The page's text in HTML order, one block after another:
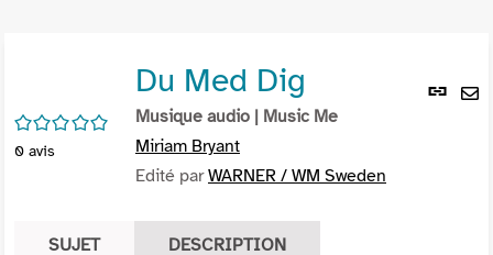
Lien
/5
0 avis
Du Med Dig
Musique audio | Music Me
Miriam Bryant
Edité parWARNER / WM Sweden
SUJET DESCRIPTION